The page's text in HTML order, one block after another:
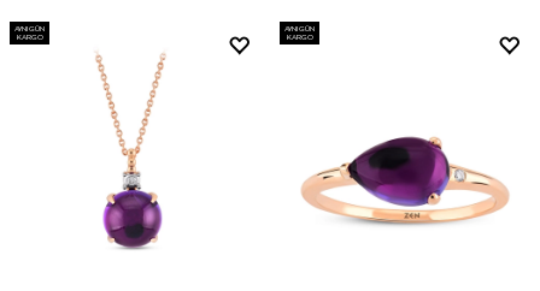
AYNI GÜN
KARGO
AYNI GÜN
KARGO